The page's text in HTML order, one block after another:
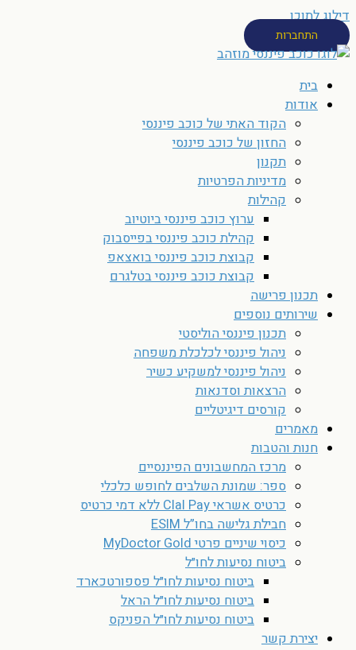
דילוג לתוכן
התחברות
בית
אודות
הקוד האתי של כוכב פיננסי
החזון של כוכב פיננסי
תקנון
מדיניות הפרטיות
קהילות
ערוץ כוכב פיננסי ביוטיוב
קהילת כוכב פיננסי בפייסבוק
קבוצת כוכב פיננסי בואצאפ
קבוצת כוכב פיננסי בטלגרם
תכנון פרישה
שירותים נוספים
תכנון פיננסי הוליסטי
ניהול פיננסי לכלכלת משפחה
ניהול פיננסי למשקיע כשיר
הרצאות וסדנאות
קורסים דיגיטליים
מאמרים
חנות והטבות
מרכז המחשבונים הפיננסיים
ספר: שמונת השלבים לחופש כלכלי
כרטיס אשראי Clal Pay ללא דמי כרטיס
חבילת גלישה בחו”ל ESIM
כיסוי שיניים פרטי MyDoctor Gold
ביטוח נסיעות לחו״ל
ביטוח נסיעות לחו״ל פספורטכארד
ביטוח נסיעות לחו״ל הראל
ביטוח נסיעות לחו״ל הפניקס
יצירת קשר